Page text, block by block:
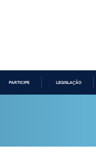
PARTICIPE LEGISLAÇÃO